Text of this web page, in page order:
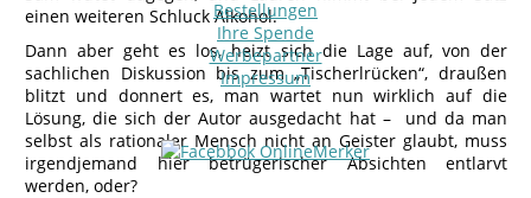
Bestellungen
Ihre Spende
Werbepartner
Impressum
einen weiteren Schluck Alkohol.
Dann aber geht es los, heizt sich die Lage auf, von der
sachlichen Diskussion bis zum „Tischerlrücken“, draußen
blitzt und donnert es, man wartet nun wirklich auf die
Lösung, die sich der Autor ausgedacht hat – und da man
selbst als rationaler Mensch nicht an Geister glaubt, muss
irgendjemand hier betrügerischer Absichten entlarvt
werden, oder?